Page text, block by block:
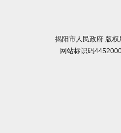
揭阳市人民政府 版
网站标识码